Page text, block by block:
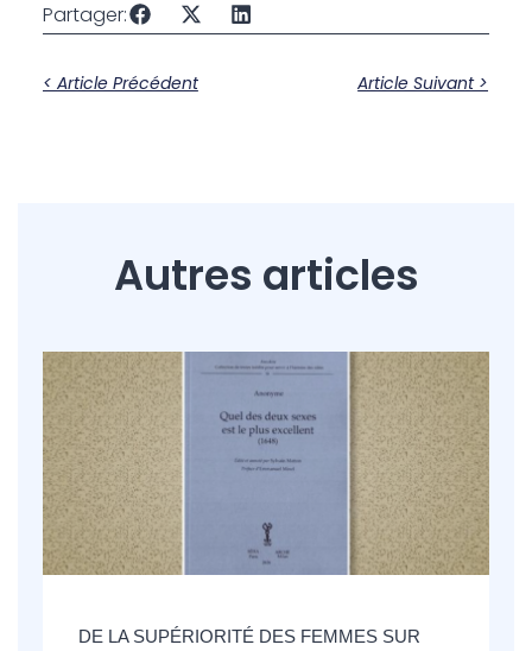
Partager:
< Article Précédent Article Suivant >
Autres articles
DE LA SUPÉRIORITÉ DES FEMMES SUR